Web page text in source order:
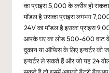
का प्राइस 5,000 के करीब हो
मॉडल है उसका प्राइस लगभग
24V का मॉडल है इसका प्राइस
आपके घर का लोड 500-600 वाट के
दुकान या ऑफिस के लिए इन्वर्टर
इन्वर्टर ले सकते हैं और जो यह 24